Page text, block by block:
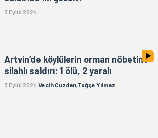
3 Eylül 2024
Artvin’de köylülerin orman nöbetine
silahlı saldırı: 1 ölü, 2 yaralı
3 Eylül 2024 Vecih Cuzdan,Tuğçe Yılmaz